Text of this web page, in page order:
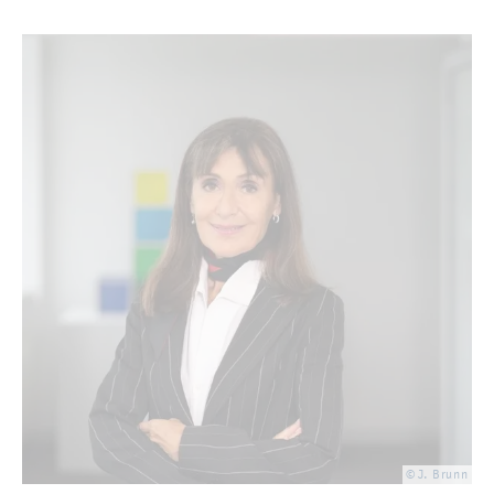
© J. Brunn